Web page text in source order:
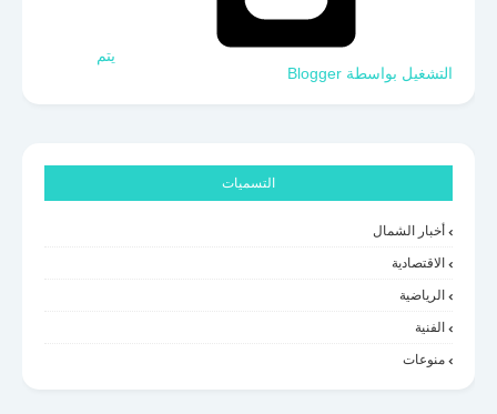
‏يتم
التشغيل بواسطة Blogger
التسميات
أخبار الشمال
الاقتصادية
الرياضية
الفنية
منوعات